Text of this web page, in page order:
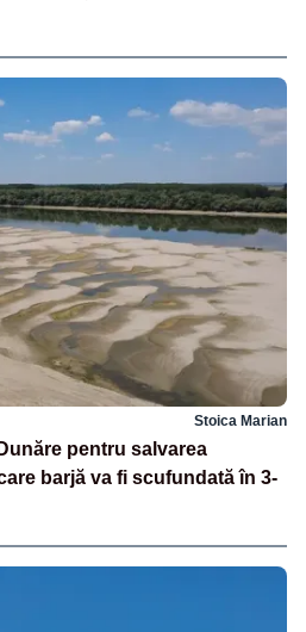
Stoica Marian
pentru salvarea
barjă va fi scufundată în 3-